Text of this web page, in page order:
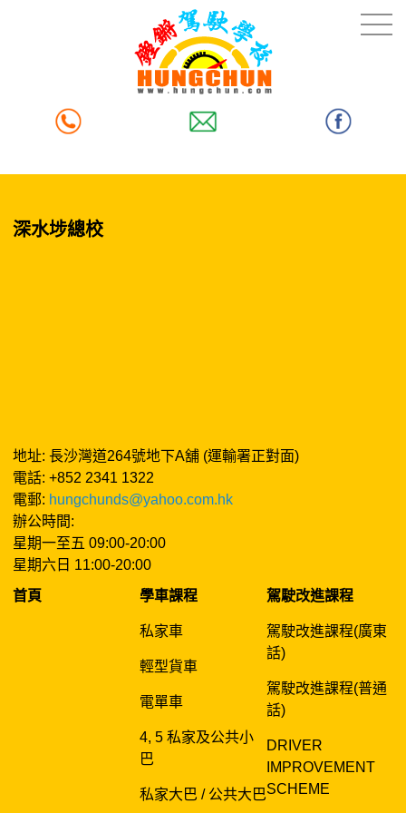
深水埗總校
地址: 長沙灣道264號地下A舖 (運輸署正對面)
電話: +852 2341 1322
電郵: hungchunds@yahoo.com.hk
辦公時間:
星期一至五 09:00-20:00
星期六日 11:00-20:00
首頁
學車課程
私家車
輕型貨車
電單車
4, 5 私家及公共小
巴
私家大巴 / 公共大巴
駕駛改進課程
駕駛改進課程(廣東
話)
駕駛改進課程(普通
話)
DRIVER
IMPROVEMENT
SCHEME